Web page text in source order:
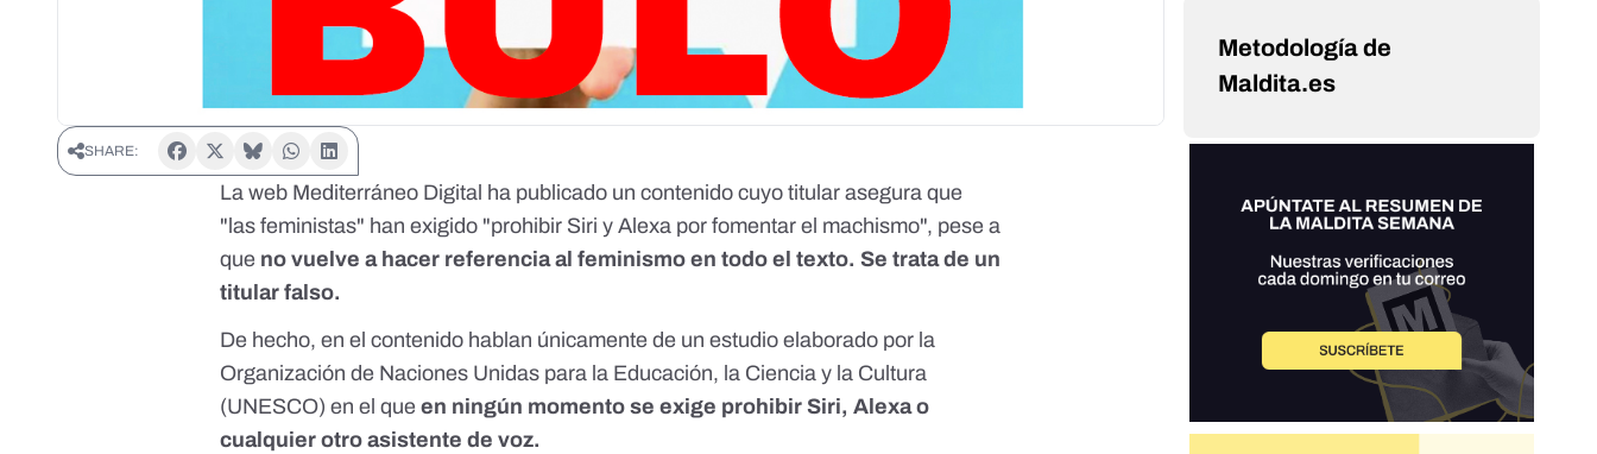
SHARE:
La web Mediterráneo Digital ha publicado un contenido cuyo titular asegura que
"las feministas" han exigido "prohibir Siri y Alexa por fomentar el machismo", pese a
que no vuelve a hacer referencia al feminismo en todo el texto. Se trata de un
titular falso.
De hecho, en el contenido hablan únicamente de un estudio elaborado por la
Organización de Naciones Unidas para la Educación, la Ciencia y la Cultura
(UNESCO) en el queen ningún momento se exige prohibir Siri, Alexa o
cualquier otro asistente de voz.
Metodología de
Maldita.es